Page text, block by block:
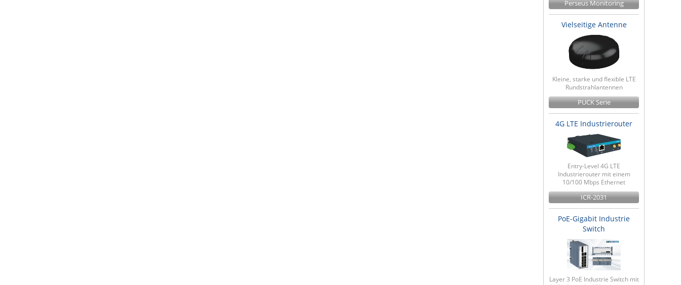
Perseus Monitoring
Vielseitige Antenne
Kleine, starke und flexible LTE
Rundstrahlantennen
PUCK Serie
4G LTE Industrierouter
Entry-Level 4G LTE
Industrierouter mit einem
10/100 Mbps Ethernet
ICR-2031
PoE-Gigabit Industrie
Switch
Layer 3 PoE Industrie Switch mit